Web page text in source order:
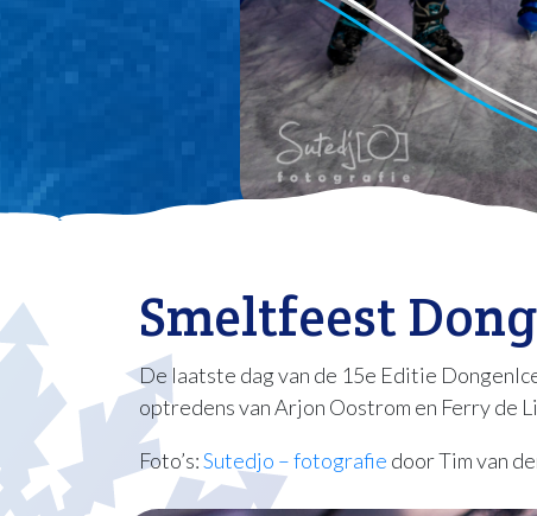
Smeltfeest
De laatste dag van de 15e Editie
optredens van Arjon Oostrom en Ferry de
Foto’s:Sutedjo – fotografie door Tim van